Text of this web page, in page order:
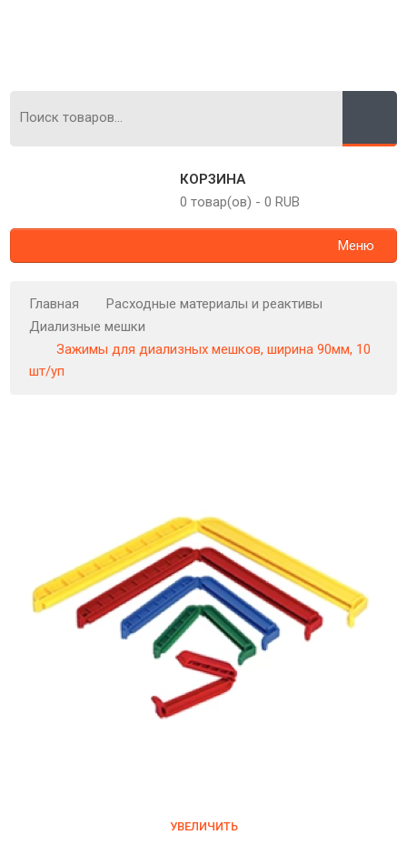
КОРЗИНА
0 товар(ов) - 0 RUB
Меню
Главная
Расходные материалы и реактивы
Диализные мешки
Зажимы для диализных мешков, ширина 90мм, 10
шт/уп
УВЕЛИЧИТЬ